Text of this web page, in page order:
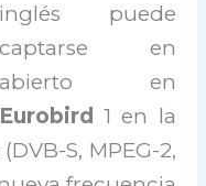
inglés puede
captarse en
abierto en
Eurobird 1 en la
S, MPEG-2,